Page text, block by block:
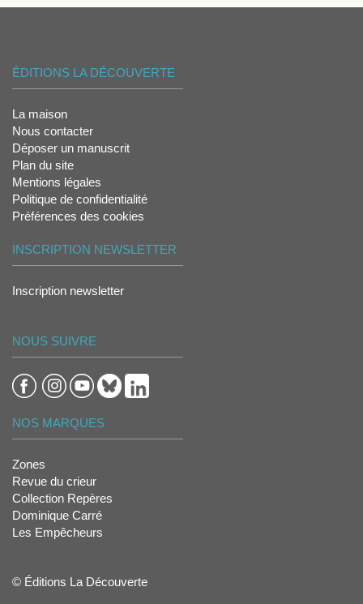
ÉDITIONS LA DÉCOUVERTE
La maison
Nous contacter
Déposer un manuscrit
Plan du site
Mentions légales
Politique de confidentialité
Préférences des cookies
INSCRIPTION NEWSLETTER
Inscription newsletter
NOUS SUIVRE
NOS MARQUES
Zones
Revue du crieur
Collection Repères
Dominique Carré
Les Empêcheurs
© Éditions La Découverte